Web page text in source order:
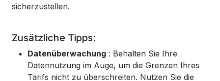
sicherzustellen.
Zusätzliche Tipps:
Datenüberwachung : Behalten Sie Ihre
Datennutzung im Auge, um die Grenzen Ihres
Tarifs nicht zu überschreiten. Nutzen Sie die